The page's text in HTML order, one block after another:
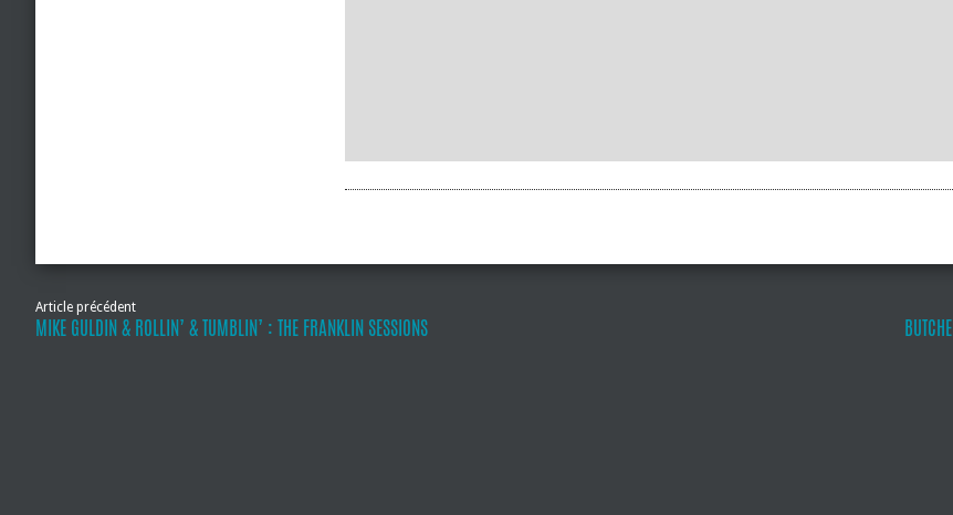
Article précédent
MIKE GULDIN & ROLLIN’ & TUMBLIN’ : THE FRANKLIN SESSIONS